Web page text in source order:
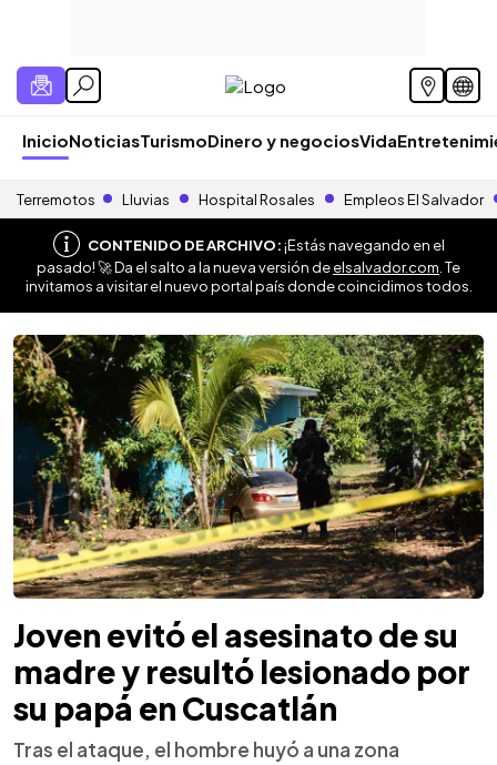
InicioNoticiasTurismoDinero y negociosVida
Terremotos Lluvias Hospital Rosales Empleos El Salvador
CONTENIDO DE ARCHIVO:¡Estás navegando en el
pasado! 🚀 Da el salto a la nueva versión deelsalvador.com . Te
invitamos a visitar el nuevo portal país donde coincidimos todos.
Joven evitó el asesinato de su
madre y resultó lesionado por
su papá en Cuscatlán
Tras el ataque, el hombre huyó a una zona